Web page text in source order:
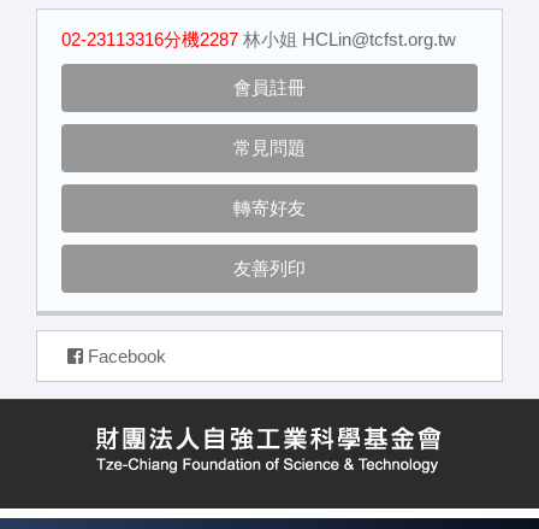
02-23113316分機2287 林小姐 HCLin@tcfst.org.tw
會員註冊
常見問題
轉寄好友
友善列印
Facebook